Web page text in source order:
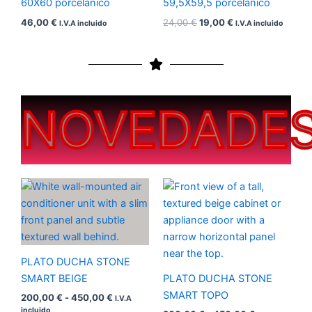
60X60 porcelanico
46,00€ I.V.A incluido
59,5X59,5 porcelánico
24,00€19,00€ I.V.A incluido
PLATO DUCHA STONE
SMART BEIGE
200,00€ -450,00€
Rango
precios:
desde
200,00 €
hasta
I.V.A
PLATO DUCHA STONE
SMART TOPO
Rango
de
precios:
desde
200,00 €
hasta